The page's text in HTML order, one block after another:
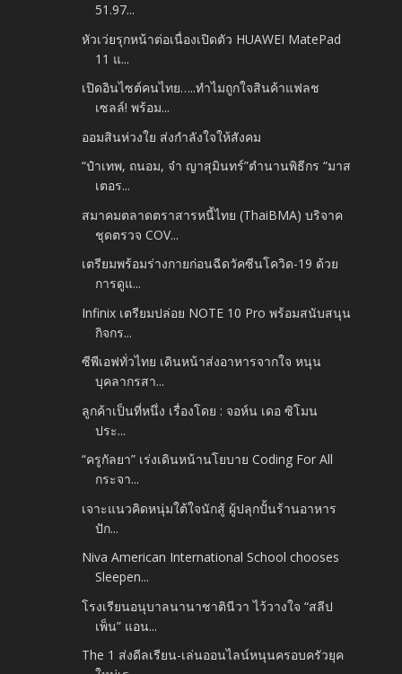
51.97...
หัวเว่ยรุกหน้าต่อเนื่องเปิดตัว HUAWEI MatePad
11 แ...
เปิดอินไซต์คนไทย…..ทำไมถูกใจสินค้าแฟลช
เซลล์! พร้อม...
ออมสินห่วงใย ส่งกำลังใจให้สังคม
“ป๋าเทพ, ถนอม, จ๋า ญาสุมินทร์”ตำนานพิธีกร “มาส
เตอร...
สมาคมตลาดตราสารหนี้ไทย (ThaiBMA) บริจาค
ชุดตรวจ COV...
เตรียมพร้อมร่างกายก่อนฉีดวัคซีนโควิด-19 ด้วย
การดูแ...
Infinix เตรียมปล่อย NOTE 10 Pro พร้อมสนับสนุน
กิจกร...
ซีพีเอฟทั่วไทย เดินหน้าส่งอาหารจากใจ หนุน
บุคลากรสา...
ลูกค้าเป็นที่หนึ่ง เรื่องโดย : จอห์น เดอ ซิโมน
ประ...
“ครูกัลยา” เร่งเดินหน้านโยบาย Coding For All
กระจา...
เจาะแนวคิดหนุ่มใต้ใจนักสู้ ผู้ปลุกปั้นร้านอาหาร
ปัก...
Niva American International School chooses
Sleepen...
โรงเรียนอนุบาลนานาชาตินีวา ไว้วางใจ “สลีป
เพ็น” แอน...
The 1 ส่งดีลเรียน-เล่นออนไลน์หนุนครอบครัวยุค